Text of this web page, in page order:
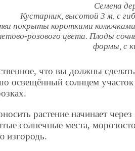
Семена
Кустарник, высотой 3 м, с
покрыты короткими
розового цвета. Плоды
формы, с
что вы должны
освещённый солнцем
растение начинает
солнечные места,
изгородь.